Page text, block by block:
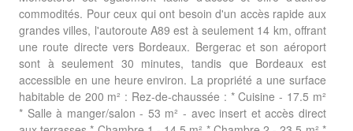
commodités. Pour ceux qui ont besoin d'un accès rapide aux
grandes villes, l'autoroute A89 est à seulement 14 km, offrant
une route directe vers Bordeaux. Bergerac et son aéroport
sont à seulement 30 minutes, tandis que Bordeaux est
accessible en une heure environ. La propriété a une surface
habitable de 200 m² : Rez-de-chaussée : * Cuisine - 17.5 m²
* Salle à manger/salon - 53 m² - avec insert et accès direct